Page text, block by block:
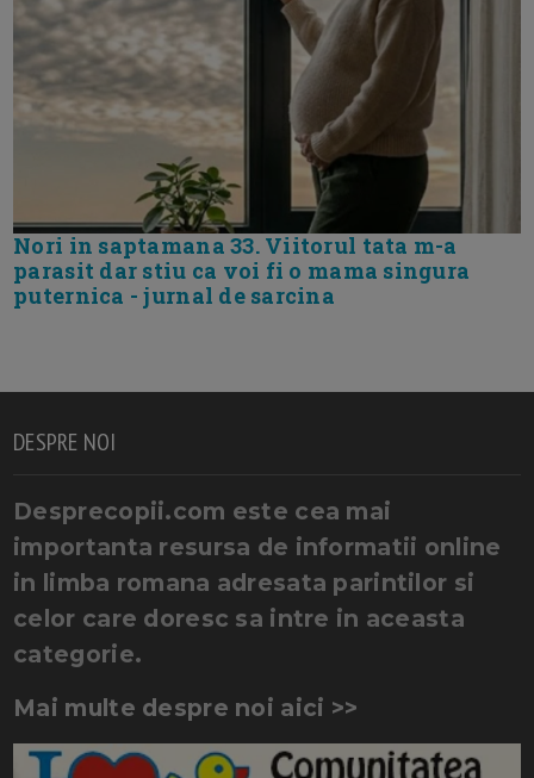
Nori in saptamana 33. Viitorul tata m-a
parasit dar stiu ca voi fi o mama singura
puternica - jurnal de sarcina
DESPRE NOI
Desprecopii.com este cea mai
importanta resursa de informatii online
in limba romana adresata parintilor si
celor care doresc sa intre in aceasta
categorie.
Mai multe despre noi aici >>